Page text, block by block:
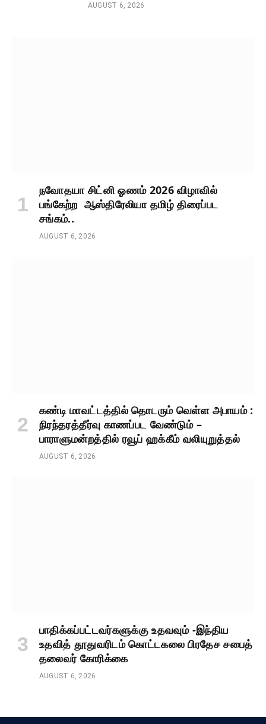
AUGUST 6, 2026
நவோதயா சிட்னி ஓணம் 2026 விழாவில்
பங்கேற்ற ஆஸ்திரேலியா தமிழ் திரைப்பட
சங்கம்..
AUGUST 6, 2026
கண்டி மாவட்டத்தில் தொடரும் வெள்ள அபாயம் :
நிரந்தரத்தீர்வு காணப்பட வேண்டும் –
பாராளுமன்றத்தில் ரவூப் ஹக்கீம் வலியுறுத்தல்
AUGUST 6, 2026
பாதிக்கப்பட்டவர்களுக்கு உதவவும் -இந்திய
உதவித் தூதுவரிடம் கொட்டகலை பிரதேச சபைத்
தலைவர் கோரிக்கை
AUGUST 6, 2026